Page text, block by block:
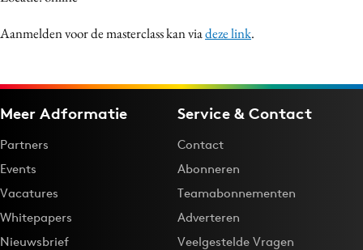
Aanmelden voor de masterclass kan viadeze link.
Meer Adformatie
Partners
Events
Vacatures
Whitepapers
Nieuwsbrief
Service & Contact
Contact
Abonneren
Teamabonnementen
Adverteren
Veelgestelde Vragen